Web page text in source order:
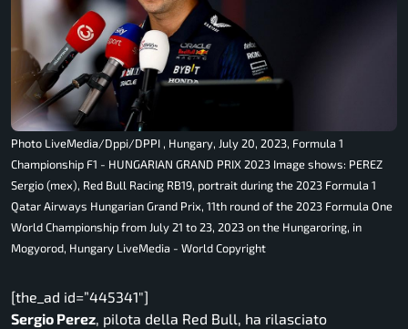
Photo LiveMedia/Dppi/DPPI , Hungary, July 20, 2023, Formula 1
Championship F1 - HUNGARIAN GRAND PRIX 2023 Image shows: PEREZ
Sergio (mex), Red Bull Racing RB19, portrait during the 2023 Formula 1
Qatar Airways Hungarian Grand Prix, 11th round of the 2023 Formula One
World Championship from July 21 to 23, 2023 on the Hungaroring, in
Mogyorod, Hungary LiveMedia - World Copyright
[the_ad id=”445341″]
Sergio Perez, pilota della Red Bull, ha rilasciato